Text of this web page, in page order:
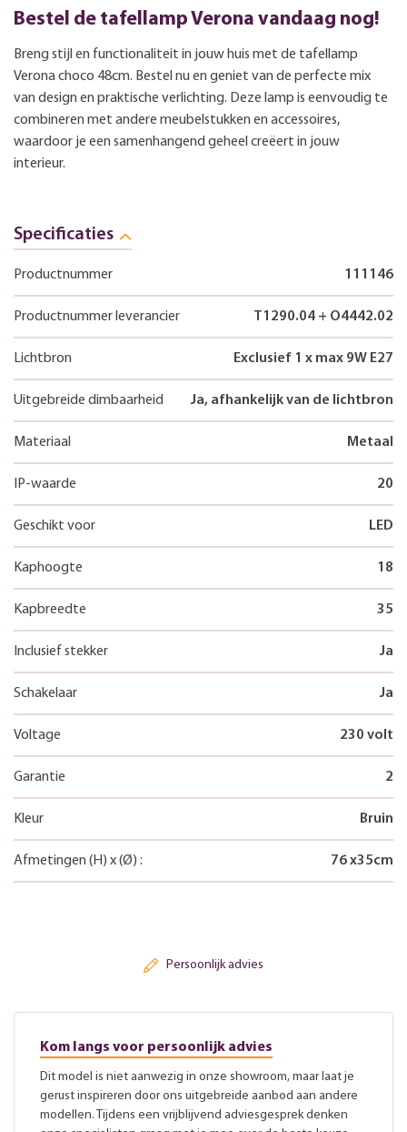
Bestel de tafellamp Verona vandaag nog!
Breng stijl en functionaliteit in jouw huis met de tafellamp
Verona choco 48cm. Bestel nu en geniet van de perfecte mix
van design en praktische verlichting. Deze lamp is eenvoudig te
combineren met andere meubelstukken en accessoires,
waardoor je een samenhangend geheel creëert in jouw
interieur.
Specificaties
Productnummer 111146
Productnummer leverancier T1290.04 + O4442.02
Lichtbron Exclusief 1 x max 9W E27
Uitgebreide dimbaarheid Ja, afhankelijk van de lichtbron
Materiaal Metaal
IP-waarde 20
Geschikt voor LED
Kaphoogte 18
Kapbreedte 35
Inclusief stekker Ja
Schakelaar Ja
Voltage 230 volt
Garantie 2
Kleur Bruin
Afmetingen (H) x(Ø) : 76x35cm
Persoonlijk advies
Kom langs voor persoonlijk advies
Dit model is niet aanwezig in onze showroom, maar laat je
gerust inspireren door ons uitgebreide aanbod aan andere
modellen. Tijdens een vrijblijvend adviesgesprek denken